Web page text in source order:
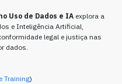
Uso de Dados e IA explora a
e Inteligência Artificial,
legal e justiça nas
dados.
Training)